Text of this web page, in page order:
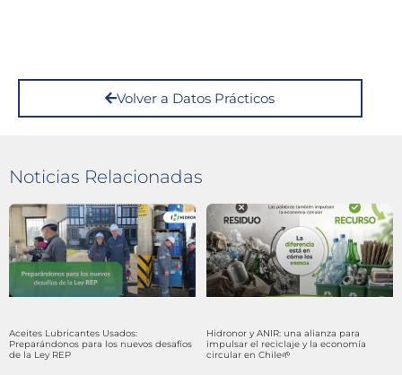
Volver a Datos Prácticos
Noticias Relacionadas
Aceites Lubricantes Usados:
Preparándonos para los nuevos desafíos
de la Ley REP
Hidronor y ANIR: una alianza para
impulsar el reciclaje y la economía
circular en Chile🌱